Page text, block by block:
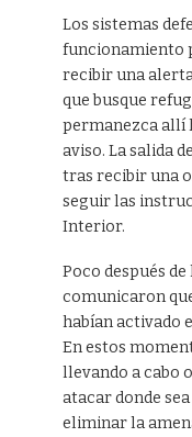
Los sistemas
funcionamiento
recibir una
que busque
permanezca allí
aviso. La salida
tras recibir una
seguir las
Interior.
Poco después
comunicaron
habían activado
En estos
llevando a cabo
atacar donde
eliminar la